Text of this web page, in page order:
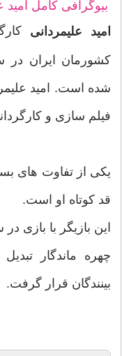
بیوگرافی کامل امید
امید علیمردانی
شده است. امید
فیلم سازی و
یکی از تفاوت های
قد کوتاه او است.
این بازیگر با بازی
چهره ماندگار
بینندگان قرار گرفت.